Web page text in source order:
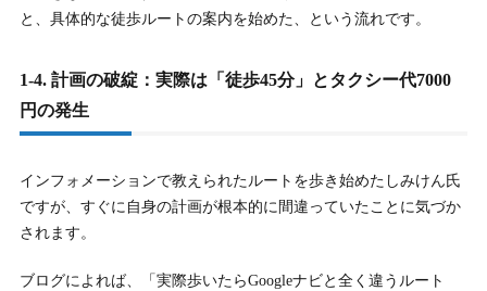
7. 7. しみけんは結婚してる？妻は誰？はあちゅうとの事実
7-1. 1人目の結婚と離婚（詳細非公表）
7-2.
と、具体的な徒歩ルートの案内を始めた、という流れです。
1-4. 計画の破綻：実際は「徒歩45分」とタクシー代7000
円の発生
インフォメーションで教えられたルートを歩き始めたしみけん氏
ですが、すぐに自身の計画が根本的に間違っていたことに気づか
されます。
ブログによれば、「実際歩いたらGoogleナビと全く違うルート